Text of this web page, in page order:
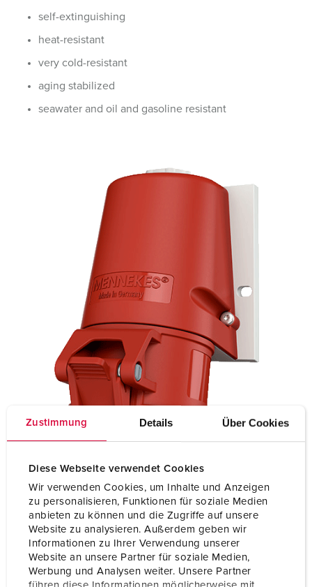
Zustimmung Details Über Cookies
Diese Webseite verwendet Cookies
Wir verwenden Cookies, um Inhalte und Anzeigen
zu personalisieren, Funktionen für soziale Medien
anbieten zu können und die Zugriffe auf unsere
Website zu analysieren. Außerdem geben wir
Informationen zu Ihrer Verwendung unserer
Website an unsere Partner für soziale Medien,
Werbung und Analysen weiter. Unsere Partner
self-extinguishing
heat-resistant
very cold-resistant
aging stabilized
seawater and oil and gasoline resistant